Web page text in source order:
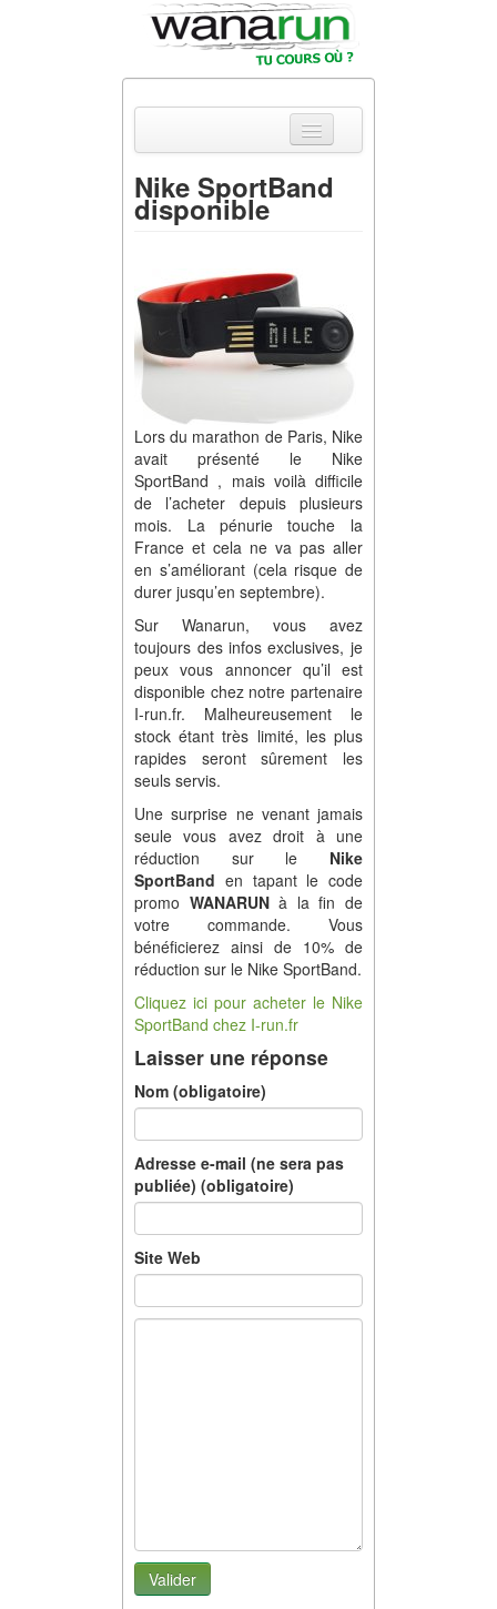
Actualités
Tests
Parcours &
Courses
Nike SportBand
disponible
Lors du marathon de Paris, Nike
avait présenté le Nike
SportBand , mais voilà difficile
de l’acheter depuis plusieurs
mois. La pénurie touche la
France et cela ne va pas aller
en s’améliorant (cela risque de
durer jusqu’en septembre).
Sur Wanarun, vous avez
toujours des infos exclusives, je
peux vous annoncer qu’il est
disponible chez notre partenaire
I-run.fr. Malheureusement le
stock étant très limité, les plus
rapides seront sûrement les
seuls servis.
Une surprise ne venant jamais
seule vous avez droit à une
réduction sur le Nike
SportBand en tapant le code
promo WANARUNà la fin de
votre commande. Vous
bénéficierez ainsi de 10% de
réduction sur le Nike SportBand.
Cliquez ici pour acheter le Nike
SportBand chez I-run.fr
Laisser une réponse
Nom (obligatoire)
Adresse e-mail (ne sera pas
publiée) (obligatoire)
Site Web